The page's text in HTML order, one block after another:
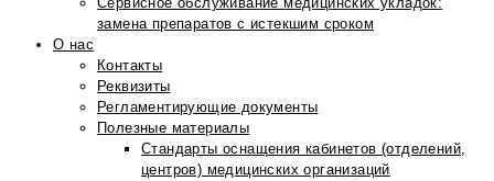
замена препаратов с истекшим сроком
О нас
Контакты
Реквизиты
Регламентирующие документы
Полезные материалы
Стандарты оснащения кабинетов (отделений,
центров) медицинских организаций